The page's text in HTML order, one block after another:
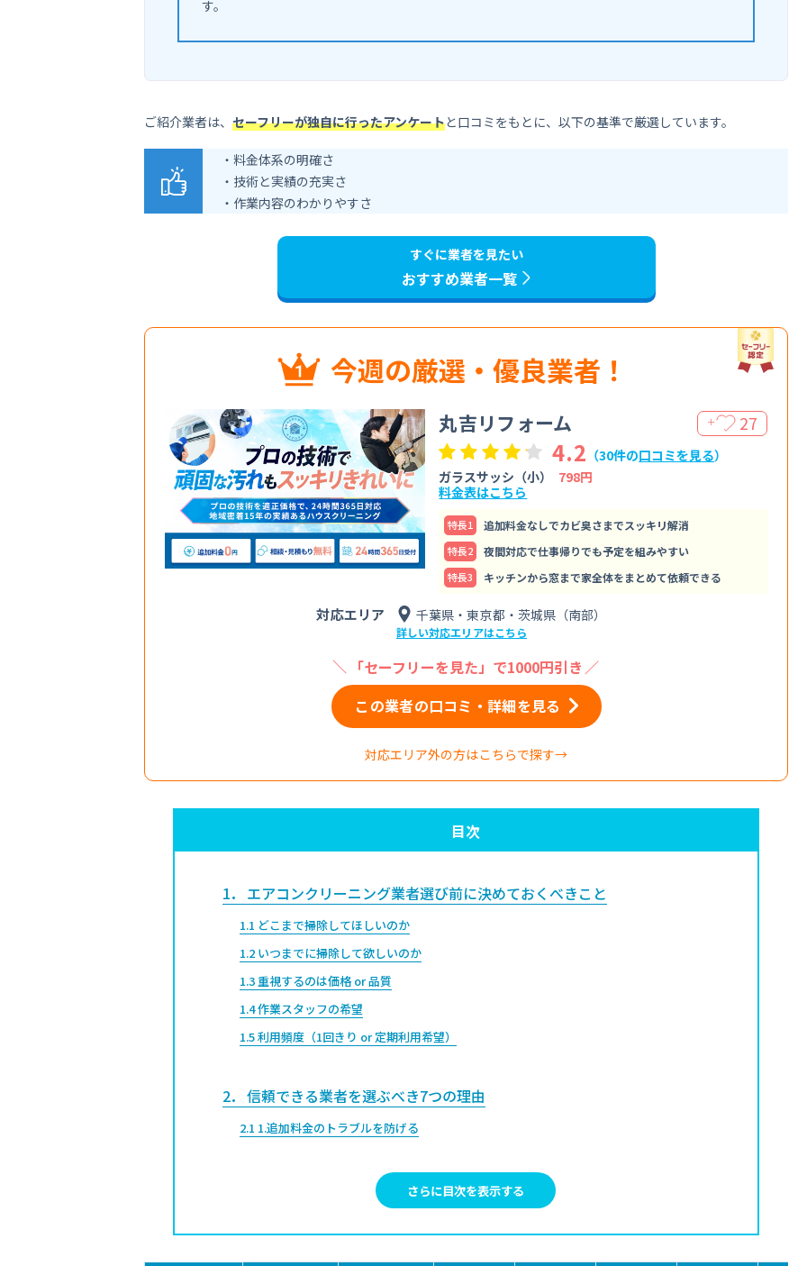
す。
ご紹介業者は、 セーフリーが独自に行ったアンケートと口コミをもとに、以下の基準で厳選しています。
・料金体系の明確さ
・技術と実績の充実さ
・作業内容のわかりやすさ
すぐに業者を見たい
おすすめ業者一覧
今週の厳選・優良業者！
丸吉リフォーム ＋ 27
4.2 （30件の口コミを見る）
ガラスサッシ（小）
798円
料金表はこちら
特⻑1 追加料金なしでカビ臭さまでスッキリ解消
特⻑2 夜間対応で仕事帰りでも予定を組みやすい
特⻑3 キッチンから窓まで家全体をまとめて依頼できる
対応エリア 千葉県・東京都・茨城県（南部）
詳しい対応エリアはこちら
「セーフリーを見た」で1000円引き
この業者の口コミ・詳細を見る
対応エリア外の方はこちらで探す→
目次
1 エアコンクリーニング業者選び前に決めておくべきこと
1.1 どこまで掃除してほしいのか
1.2いつまでに掃除して欲しいのか
1.3重視するのは価格 or 品質
1.4作業スタッフの希望
1.5利用頻度（1回きり or 定期利用希望）
2 信頼できる業者を選ぶべき7つの理由
2.1 1.追加料金のトラブルを防げる
3.貴重品・家財への安心感がある
4.損害補償があるため万一の破損時も安心
2.55.スケジュールや時間をしっかり守る
さらに目次を表示する